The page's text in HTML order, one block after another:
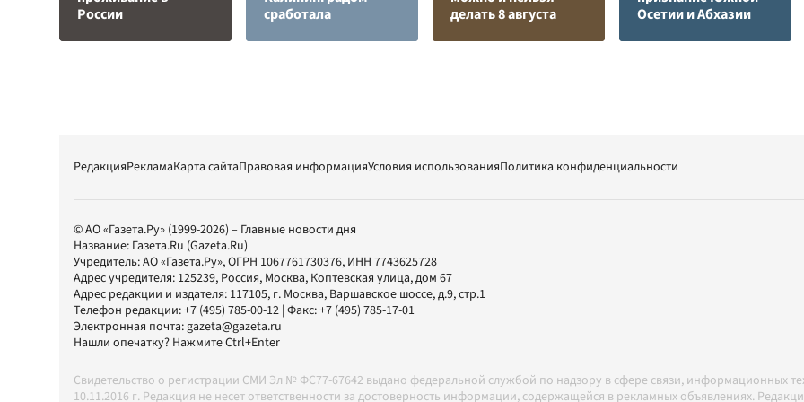
России
сработала
делать 8 августа
Осетии и Абхазии
РедакцияРекламаКарта сайтаПравовая информацияУсловия использованияПолитика конфиденциальности
© АО «Газета.Ру» (1999-2026) – Главные новости дня
Название: Газета.Ru (Gazeta.Ru)
Учредитель:АО «Газета.Ру», ОГРН 1067761730376, ИНН 7743625728
Адрес учредителя: 125239, Россия, Москва, Коптевская улица, дом 67
Адрес редакции и издателя: 117105, г. Москва, Варшавское шоссе, д.9, стр.1
Телефон редакции:+7 (495) 785-00-12 | Факс:+7 (495) 785-17-01
Электронная почта:gazeta@gazeta.ru
Нашли опечатку? Нажмите Ctrl+Enter
Свидетельство о регистрации СМИ Эл № ФС77-67642 выдано федеральной службой по надзору в сфере связи, информационных
10.11.2016 г. Редакция не несет ответственности за достоверность информации, содержащейся в рекламных объявлениях.